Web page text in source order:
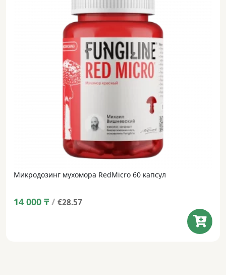
Микродозинг мухомора RedMicro 60 капсул
14 000 ₸ / €28.57